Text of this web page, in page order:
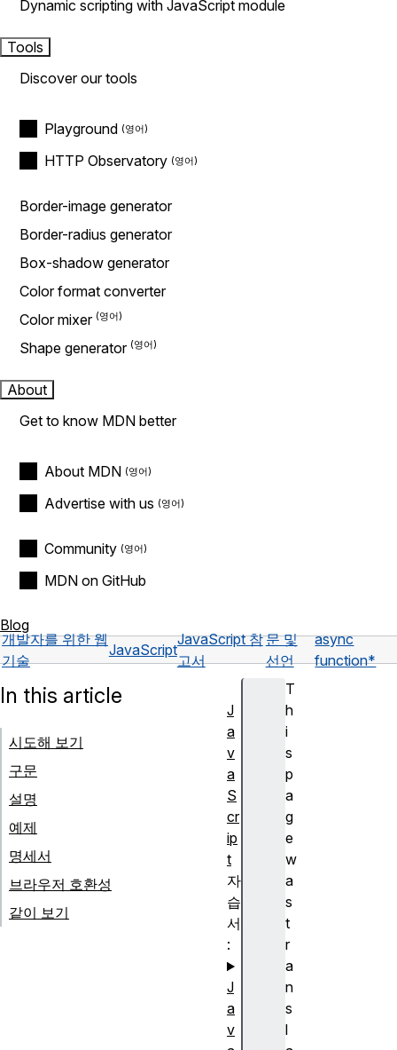
Dynamic scripting with JavaScript module
Tools
Discover our tools
Playground
HTTP Observatory
Border-image generator
Border-radius generator
Box-shadow generator
Color format converter
Color mixer
Shape generator
About
Get to know MDN better
About MDN
Advertise with us
Community
MDN on GitHub
Blog
개발자를 위한 웹
기술
JavaScript
JavaScript 참
고서
문 및
선언
async
function*
T
h
i
s
p
a
g
e
w
a
s
t
r
a
n
s
l
In this article
시도해 보기
구문
설명
예제
명세서
브라우저 호환성
같이 보기
J
a
v
a
S
cr
ip
t
자
습
서
:
J
a
v